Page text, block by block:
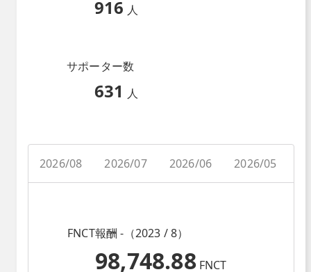
916 人
サポーター数
631 人
2026/08 2026/07 2026/06 2026/05
FNCT報酬 -（2023 / 8）
98,748.88 FNCT